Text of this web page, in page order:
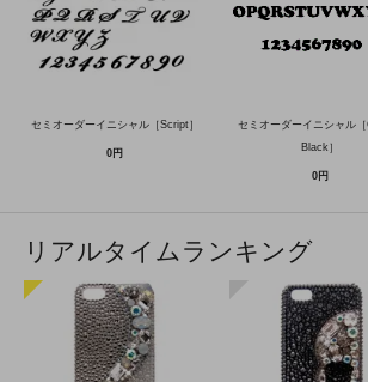
セミオーダーイニシャル［Script］
0円
セミオーダーイニシャル
Black］
0円
リアルタイムランキング